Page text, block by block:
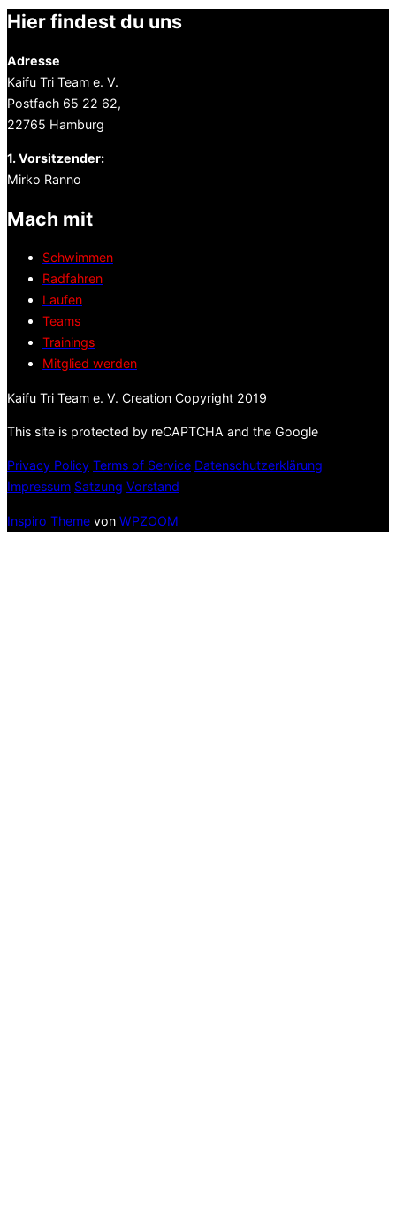
Hier findest du uns
Adresse
Kaifu Tri Team e. V.
Postfach 65 22 62,
22765 Hamburg
1. Vorsitzender:
Mirko Ranno
Mach mit
Schwimmen
Radfahren
Laufen
Teams
Trainings
Mitglied werden
Kaifu Tri Team e. V. Creation Copyright 2019
This site is protected by reCAPTCHA and the Google
Privacy Policy Terms of Service Datenschutzerklärung
Impressum Satzung Vorstand
Inspiro Theme von WPZOOM